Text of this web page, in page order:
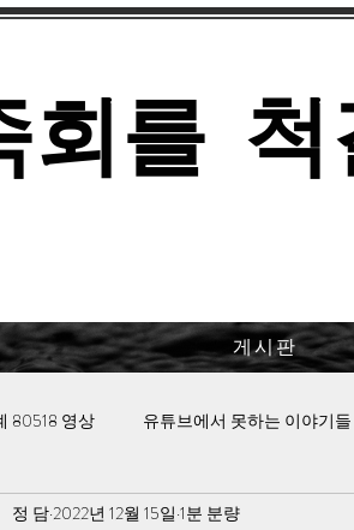
회를
게시판
80518 영상 유튜브에서 못하는 이야기들
납치고문 안보 핫이슈
정 담2022년 12월 15일 1분 분량